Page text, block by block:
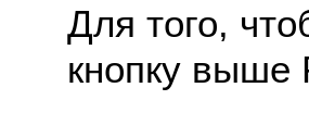
Для того,
кнопку выше